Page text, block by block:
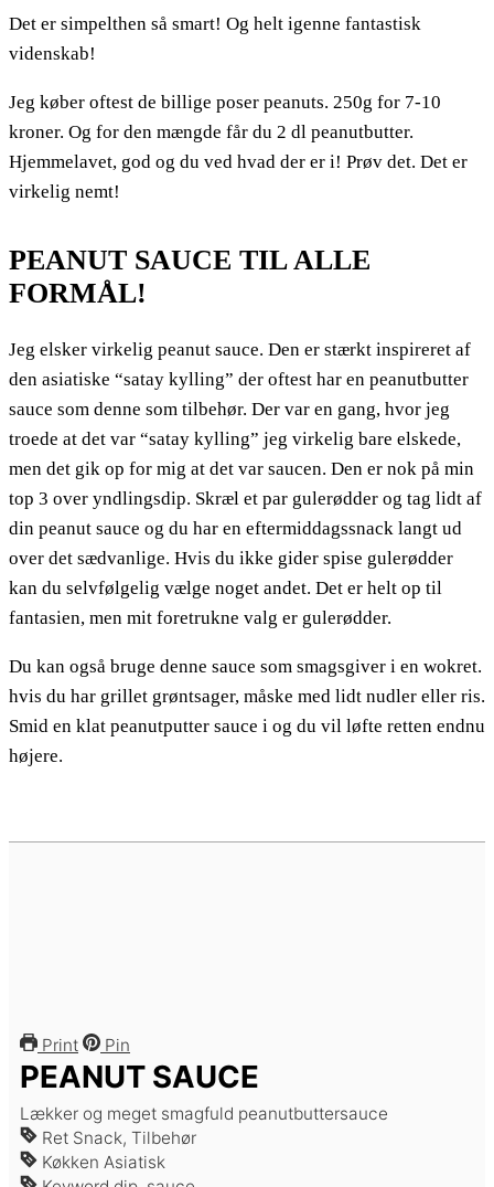
Det er simpelthen så smart! Og helt igenne fantastisk
videnskab!
Jeg køber oftest de billige poser peanuts. 250g for 7-10
kroner. Og for den mængde får du 2 dl peanutbutter.
Hjemmelavet, god og du ved hvad der er i! Prøv det. Det er
virkelig nemt!
PEANUT SAUCE TIL ALLE
FORMÅL!
Jeg elsker virkelig peanut sauce. Den er stærkt inspireret af
den asiatiske “satay kylling” der oftest har en peanutbutter
sauce som denne som tilbehør. Der var en gang, hvor jeg
troede at det var “satay kylling” jeg virkelig bare elskede,
men det gik op for mig at det var saucen. Den er nok på min
top 3 over yndlingsdip. Skræl et par gulerødder og tag lidt af
din peanut sauce og du har en eftermiddagssnack langt ud
over det sædvanlige. Hvis du ikke gider spise gulerødder
kan du selvfølgelig vælge noget andet. Det er helt op til
fantasien, men mit foretrukne valg er gulerødder.
Du kan også bruge denne sauce som smagsgiver i en wokret.
hvis du har grillet grøntsager, måske med lidt nudler eller ris.
Smid en klat peanutputter sauce i og du vil løfte retten endnu
højere.
Print Pin
PEANUT SAUCE
Lækker og meget smagfuld peanutbuttersauce
Ret Snack, Tilbehør
Køkken Asiatisk